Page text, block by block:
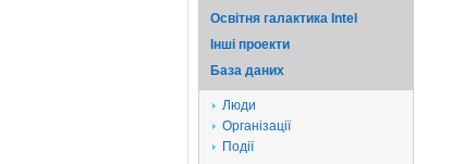
Освітня галактика Intel
Iншi проекти
База даних
Люди
Організації
Події